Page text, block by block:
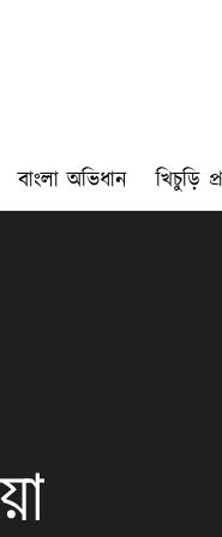
বাংলা অভিধান খিচুড়ি